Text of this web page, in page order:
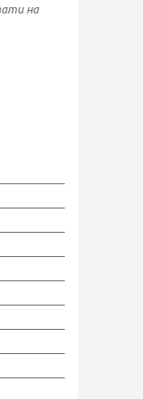
на